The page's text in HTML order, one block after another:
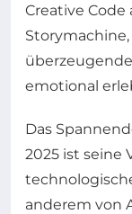
Creative
emotional
Das
2025 ist seine
anderem von